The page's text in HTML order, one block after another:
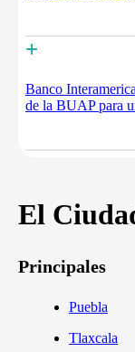
+
Banco
de la BUAP para
El
Principales
Puebla
Tlaxcala